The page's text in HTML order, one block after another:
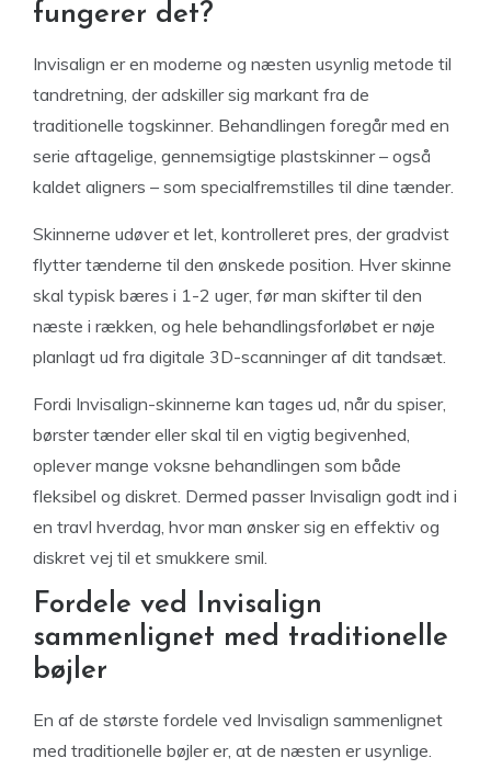
fungerer det?
Invisalign er en moderne og næsten usynlig metode til
tandretning, der adskiller sig markant fra de
traditionelle togskinner. Behandlingen foregår med en
serie aftagelige, gennemsigtige plastskinner – også
kaldet aligners – som specialfremstilles til dine tænder.
Skinnerne udøver et let, kontrolleret pres, der gradvist
flytter tænderne til den ønskede position. Hver skinne
skal typisk bæres i 1-2 uger, før man skifter til den
næste i rækken, og hele behandlingsforløbet er nøje
planlagt ud fra digitale 3D-scanninger af dit tandsæt.
Fordi Invisalign-skinnerne kan tages ud, når du spiser,
børster tænder eller skal til en vigtig begivenhed,
oplever mange voksne behandlingen som både
fleksibel og diskret. Dermed passer Invisalign godt ind i
en travl hverdag, hvor man ønsker sig en effektiv og
diskret vej til et smukkere smil.
Fordele ved Invisalign
sammenlignet med traditionelle
bøjler
En af de største fordele ved Invisalign sammenlignet
med traditionelle bøjler er, at de næsten er usynlige.